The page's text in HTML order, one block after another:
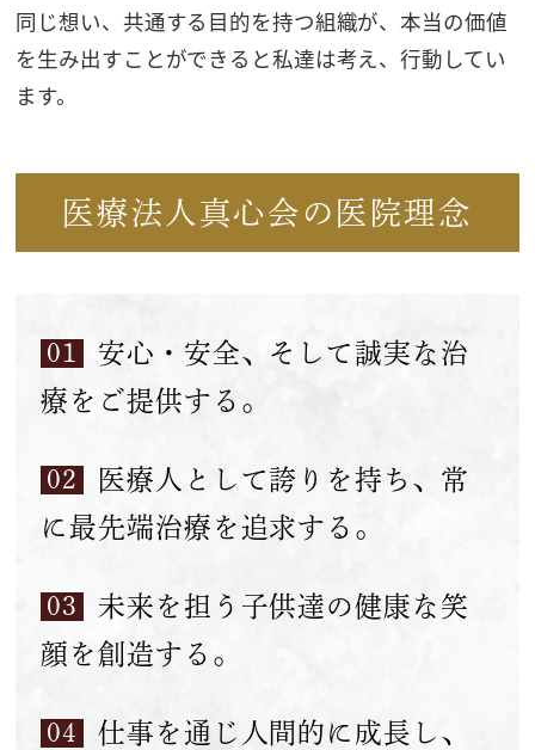
同じ想い、共通する目的を持つ組織が、本当の価値
を生み出すことができると私達は考え、行動してい
ます。
医療法人真心会の医院理念
01
安心・安全、そして誠実な治
療をご提供する。
02
医療人として誇りを持ち、常
に最先端治療を追求する。
03
未来を担う子供達の健康な笑
顔を創造する。
04
仕事を通じ人間的に成長し、